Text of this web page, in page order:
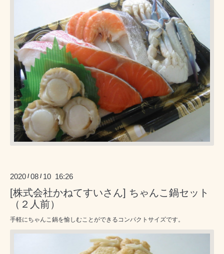
2020 /08 / 10 16:26
[株式会社かねてすいさん] ちゃんこ鍋セット
（２人前）
手軽にちゃんこ鍋を愉しむことができるコンパクトサイズです。